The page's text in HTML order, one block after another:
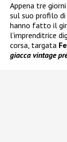
Appena tre
sul suo profilo di
hanno fatto il
l’imprenditrice
corsa, targata
giacca vintage